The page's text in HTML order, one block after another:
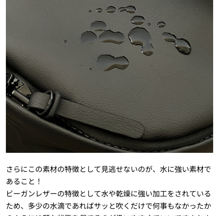
さらにこの素材の特徴として見逃せないのが、水に強い素材で
あること！
ビーガンレザーの特徴として水や乾燥に強い加工をされている
ため、多少の水滴であればサッと吹くだけで何事もなかったか